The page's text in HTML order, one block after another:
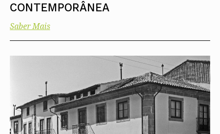
CONTEMPORÂNEA
Saber Mais